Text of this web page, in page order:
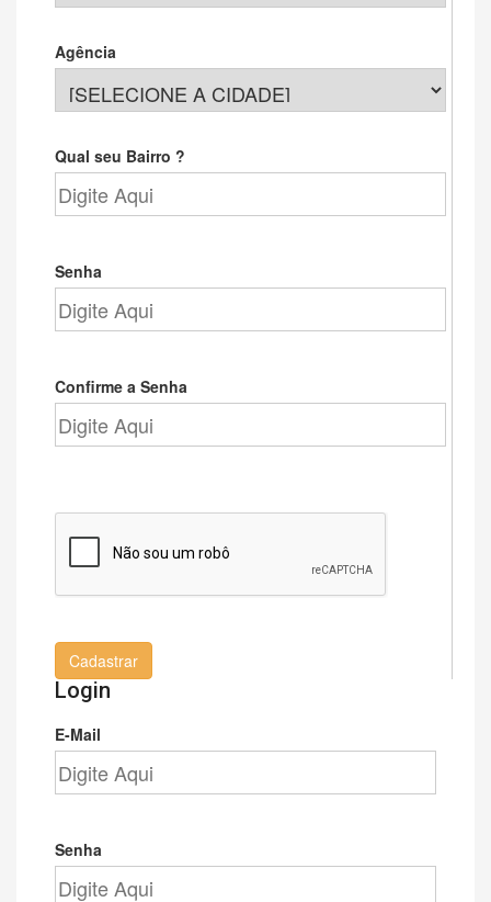
Agência
Qual seu Bairro ?
Senha
Confirme a Senha
Cadastrar
Login
E-Mail
Senha